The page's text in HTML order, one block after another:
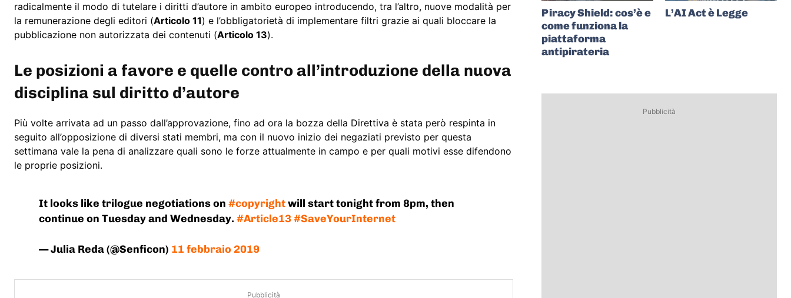
radicalmente il modo di tutelare i diritti d’autore in ambito europeo introducendo, tra l’altro, nuove modalità per
la remunerazione degli editori (Articolo 11) e l’obbligatorietà di implementare filtri grazie ai quali bloccare la
pubblicazione non autorizzata dei contenuti (Articolo 13).
Le posizioni a favore e quelle contro all’introduzione della nuova
disciplina sul diritto d’autore
Più volte arrivata ad un passo dall’approvazione, fino ad ora la bozza della Direttiva è stata però respinta in
seguito all’opposizione di diversi stati membri, ma con il nuovo inizio dei negaziati previsto per questa
settimana vale la pena di analizzare quali sono le forze attualmente in campo e per quali motivi esse difendono
le proprie posizioni.
It looks like trilogue negotiations on#copyrightwill start tonight from 8pm, then
continue on Tuesday and Wednesday.#Article13#SaveYourInternet
— Julia Reda (@Senficon) 11 febbraio 2019
Pubblicità
Piracy Shield: cos’è e
come funziona la
piattaforma
antipirateria
L’AI Act è Legge
Pubblicità